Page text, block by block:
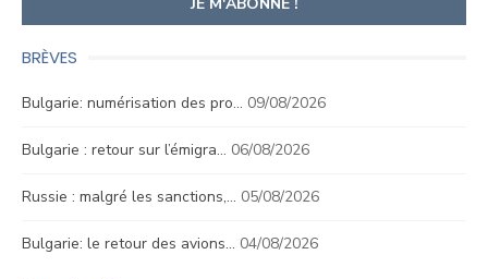
BRÈVES
Bulgarie: numérisation des pro… 09/08/2026
Bulgarie : retour sur l’émigra… 06/08/2026
Russie : malgré les sanctions,… 05/08/2026
Bulgarie: le retour des avions… 04/08/2026